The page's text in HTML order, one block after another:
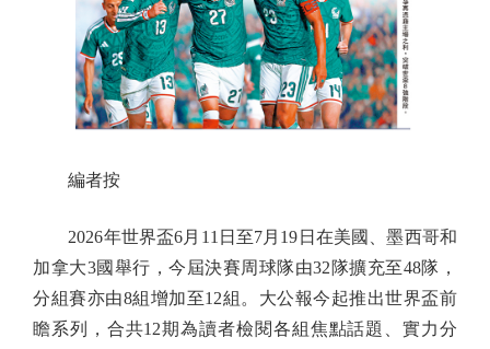
編者按
2026年世界盃6月11日至7月19日在美國、墨西哥和
加拿大3國舉行，今屆決賽周球隊由32隊擴充至48隊，
分組賽亦由8組增加至12組。大公報今起推出世界盃前
瞻系列，合共12期為讀者檢閱各組焦點話題、實力分